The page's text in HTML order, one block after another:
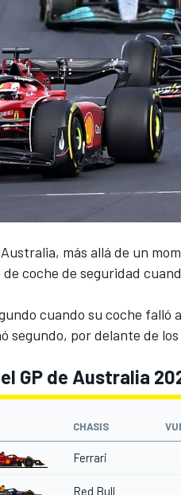
, más allá de un
coche de seguridad
cuando su coche falló
segundo, por delante de los
GP de Australia
CHASIS
Ferrari
Red Bull